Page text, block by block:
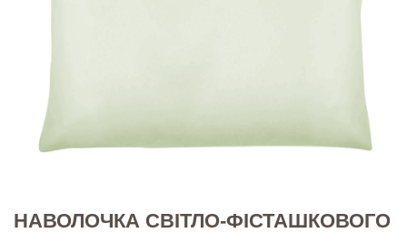
НАВОЛОЧКА СВІТЛО-ФІСТАШКОВОГО